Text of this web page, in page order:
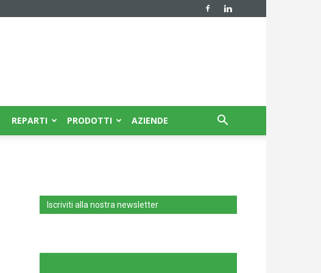
REPARTI PRODOTTI AZIENDE
Iscriviti alla nostra newsletter